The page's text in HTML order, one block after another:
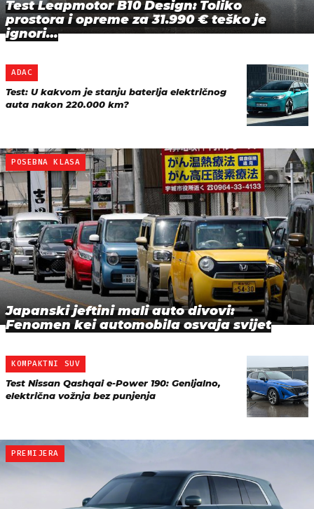
Test Leapmotor B10 Design: Toliko
prostora i opreme za 31.990 € teško je
ignori…
ADAC
Test: U kakvom je stanju baterija električnog
auta nakon 220.000 km?
POSEBNA KLASA
Japanski jeftini mali auto divovi:
Fenomen kei automobila osvaja svijet
KOMPAKTNI SUV
Test Nissan Qashqai e-Power 190: Genijalno,
električna vožnja bez punjenja
PREMIJERA